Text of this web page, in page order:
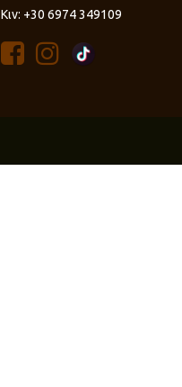
Κιν: +30 6974 349109